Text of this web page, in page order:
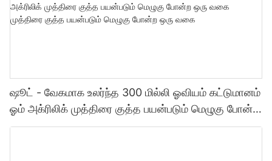
ஷூட் - வேகமாக உலர்ந்த 300 மில்லி ஓவியம் கட்டுமானம்
ஓம் அக்ரிலிக் முத்திரை குத்த பயன்படும் மெழுகு போன்ற
ஒரு வகை முத்திரை குத்த பயன்படும் மெழுகு போன்ற